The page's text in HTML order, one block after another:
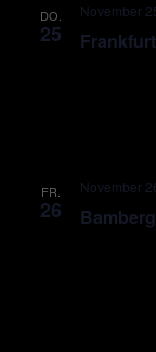
DO.
25
November
FR.
26 Bamberg
November